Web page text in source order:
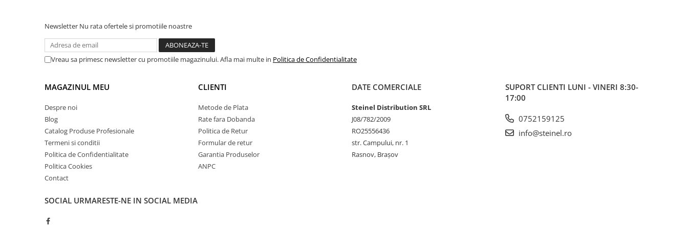
Newsletter Nu rata ofertele si promotiile noastre
Vreau sa primesc newsletter cu promotiile magazinului. Afla mai multe in Politica de Confidentialitate
MAGAZINUL MEU
Despre noi
Blog
Catalog Produse Profesionale
Termeni si conditii
Politica de Confidentialitate
Politica Cookies
Contact
CLIENTI
Metode de Plata
Rate fara Dobanda
Politica de Retur
Formular de retur
Garantia Produselor
ANPC
DATE COMERCIALE
Steinel Distribution SRL
J08/782/2009
RO25556436
str. Campului, nr. 1
Rasnov, Brașov
SUPORT CLIENTI LUNI - VINERI 8:30-
17:00
0752159125
info@steinel.ro
SOCIAL URMARESTE-NE IN SOCIAL MEDIA